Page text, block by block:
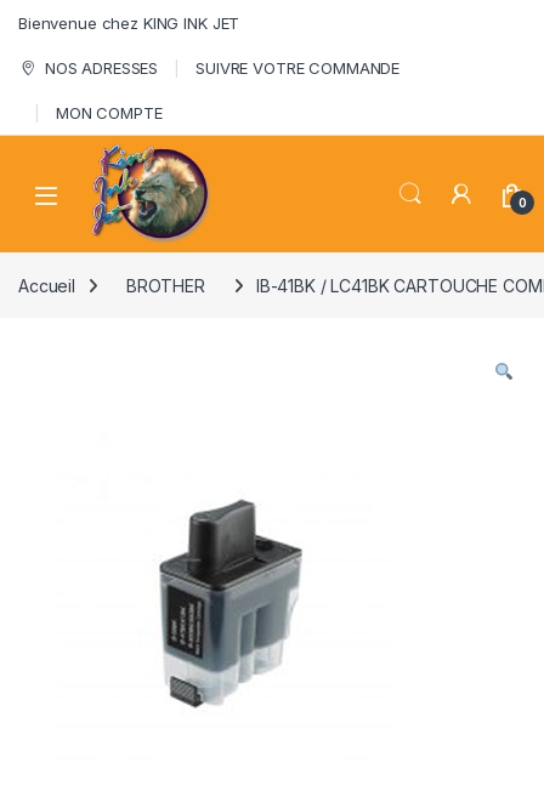
Bienvenue chez KING INK JET
NOS ADRESSES SUIVRE VOTRE COMMANDE
MON COMPTE
0
Accueil BROTHER IB-41BK / LC41BK CARTOUCHE